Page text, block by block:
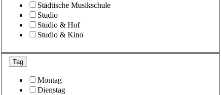
Städtische Musikschule
Studio
Studio & Hof
Studio & Kino
Tag
Montag
Dienstag